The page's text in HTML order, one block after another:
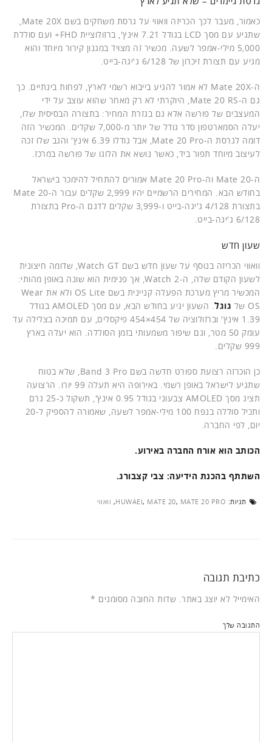
שתגיע עם מסך LCD בגודל 7.21 אינץ', ברזולוציית FHD+ ועם סוללת
5,000 מילי-אמפר לשעה. מכשיר זה מצויד במגנון קירור מיוחד והוא
מגיע עם תצורת זיכרון של 6/128 ג'יגה-בייט.
ה-Mate 20X לא אמור להגיע בייבוא רשמי לארץ, לפחות בינתיים. כך
גם ה-Mate 20 RS, היוקרתי לא רק מאחר שהוא עוצב על ידי
המעצבים של פורשה אלא גם בגזרת המחיר: בתצורה הבסיסית שלו,
יעלה הסמארטפון סדר גודל של יותר מ-7,000 שקלים. המכשיר הזה
דומה לגרסת ה-Mate 20 Pro, אבל גודלו 6.39 אינץ' והגב שלו זכה
לעיצוב מיוחד תפור ביד, כאשר נושא את הלוגו של פורשה במרכז.
ה-Mate 20 וה-Mate 20 Pro אמורים להתחיל להימכר בישראל
בחודש הבא. המחירים הרשמיים יהיו 2,999 שקלים עבור ה-Mate 20
בתצורת 4/128 ג'יגה-בייט ו-3,999 שקלים לדגם ה-Pro בתצורת
6/128 ג'יגה-בייט.
שעון חדש
וואווי הכריזה בנוסף על שעון חדש בשם Watch GT, שדומה חיצונית
לשעון הקודם שלה, ה-Watch 2, אך פנימית הוא שונה באופן מהותי:
המכשיר מריץ מערכת הפעלה קניינית בשם OS Lite ולא את Wear
OS של
גוגל
. השעון יגיע בחודש הבא, עם מסך AMOLED בגודל
1.39 אינץ' וברזולוציה של 454×454 פיקסלים, עם תמיכה בצלילה עד
עומק 50 מטר, וגם שיפור משמעותי בזמן הסוללה. הוא יעלה בארץ
999 שקלים.
כן הוכרזה רצועת ספורט חדשה בשם Band 3 Pro, שלא בטוח
שתגיע לישראל באופן רשמי. באירופה היא תעלה 99 יורו. הרצועה
תציג מסך AMOLED צבעוני בגודל 0.95 אינץ', תשקול כ-25 גרם
ותכיל סוללה בנפח 100 מילי-אמפר לשעה, שאמורה להספיק ל-20
יום, לפי החברה.
הכותב הוא אורח החברה באירוע.
השתתף בהכנת הידיעה: צבי קצבורג.
תגיות: HUWAEI, MATE 20, MATE 20 PRO
, וואווי
כתיבת תגובה
האימייל לא יוצג באתר. שדות החובה מסומנים *
התגובה שלך